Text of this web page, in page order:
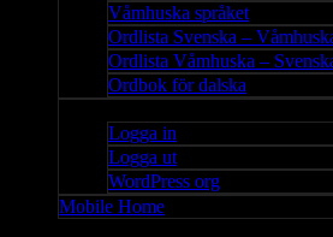
Våmhuska språket
Ordlista Svenska –
Ordlista Våmhuska –
Ordbok för dalska
Logga in
Logga ut
WordPress org
Mobile Home